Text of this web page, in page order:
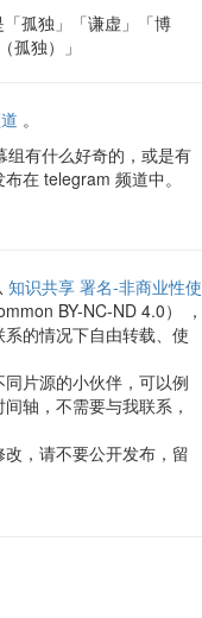
孤独」「谦虚」「博
孤独）」
。
组有什么好奇的，或是有
在 telegram 频道中。
知识共享 署名-非商业性使
BY-NC-ND 4.0） ，
的情况下自由转载、使
片源的小伙伴，可以例
轴，不需要与我联系，
，请不要公开发布，留